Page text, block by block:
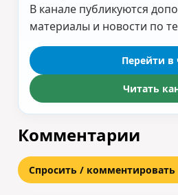
В канале публикуются
материалы и новости по
Перейти в
Читать
Комментарии
Спросить / комментировать